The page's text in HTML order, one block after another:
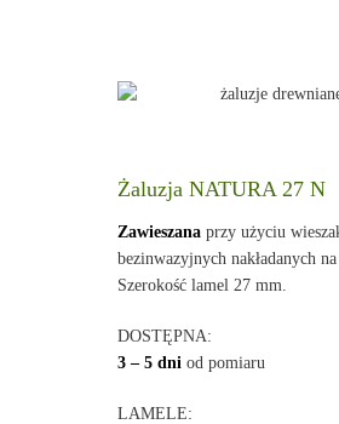
Żaluzja NATURA 27 N
Zawieszanaprzy użyciu
bezinwazyjnych nakładanych na
Szerokość lamel 27 mm.
DOSTĘPNA:
3 – 5 dni od pomiaru
LAMELE: